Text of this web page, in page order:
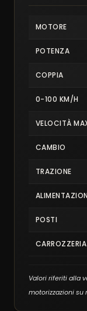
MOTORE
POTENZA
COPPIA
0-100 KM/H
VELOCITÀ
CAMBIO
TRAZIONE
POSTI
CARROZZERIA
Valori riferiti alla
motorizzazioni su